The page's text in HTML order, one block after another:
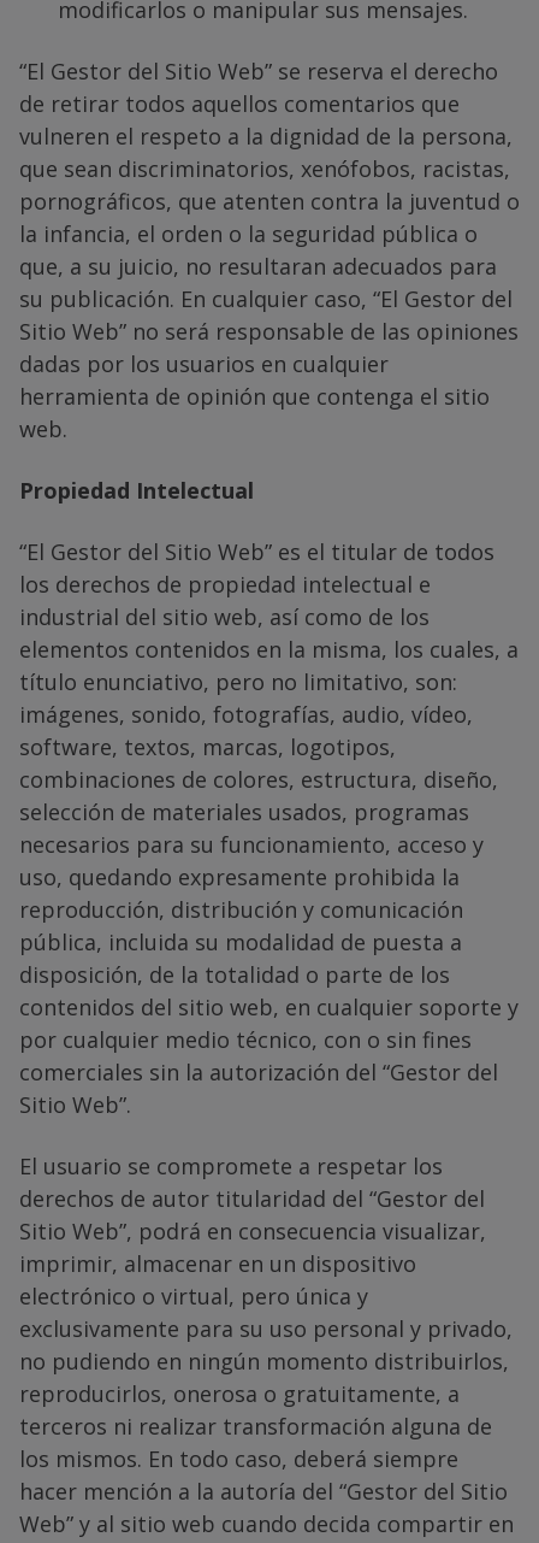
modificarlos o manipular sus mensajes.
“El Gestor del Sitio Web” se reserva el derecho
de retirar todos aquellos comentarios que
vulneren el respeto a la dignidad de la persona,
que sean discriminatorios, xenófobos, racistas,
pornográficos, que atenten contra la juventud o
la infancia, el orden o la seguridad pública o
que, a su juicio, no resultaran adecuados para
su publicación. En cualquier caso, “El Gestor del
Sitio Web” no será responsable de las opiniones
dadas por los usuarios en cualquier
herramienta de opinión que contenga el sitio
web.
Propiedad Intelectual
“El Gestor del Sitio Web” es el titular de todos
los derechos de propiedad intelectual e
industrial del sitio web, así como de los
elementos contenidos en la misma, los cuales, a
título enunciativo, pero no limitativo, son:
imágenes, sonido, fotografías, audio, vídeo,
software, textos, marcas, logotipos,
combinaciones de colores, estructura, diseño,
selección de materiales usados, programas
necesarios para su funcionamiento, acceso y
uso, quedando expresamente prohibida la
reproducción, distribución y comunicación
pública, incluida su modalidad de puesta a
disposición, de la totalidad o parte de los
contenidos del sitio web, en cualquier soporte y
por cualquier medio técnico, con o sin fines
comerciales sin la autorización del “Gestor del
Sitio Web”.
El usuario se compromete a respetar los
derechos de autor titularidad del “Gestor del
Sitio Web”, podrá en consecuencia visualizar,
imprimir, almacenar en un dispositivo
electrónico o virtual, pero única y
exclusivamente para su uso personal y privado,
no pudiendo en ningún momento distribuirlos,
reproducirlos, onerosa o gratuitamente, a
terceros ni realizar transformación alguna de
los mismos. En todo caso, deberá siempre
hacer mención a la autoría del “Gestor del Sitio
Web” y al sitio web cuando decida compartir en